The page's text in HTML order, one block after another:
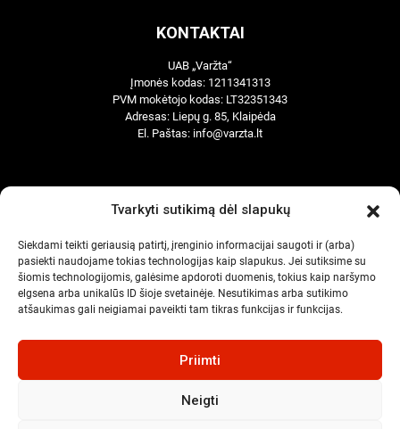
Tvarkyti sutikimą dėl slapukų
Siekdami teikti geriausią patirtį, įrenginio informacijai saugoti ir (arba)
pasiekti naudojame tokias technologijas kaip slapukus. Jei sutiksime su
šiomis technologijomis, galėsime apdoroti duomenis, tokius kaip naršymo
elgsena arba unikalūs ID šioje svetainėje. Nesutikimas arba sutikimo
atšaukimas gali neigiamai paveikti tam tikras funkcijas ir funkcijas.
Priimti
Neigti
KONTAKTAI
UAB „Varžta“
Įmonės kodas: 1211341313
PVM mokėtojo kodas: LT32351343
Adresas: Liepų g. 85, Klaipėda
El. Paštas: info@varzta.lt
Mėgstamiausi
Naujienos
Kontaktai
Pirkimo – sąlygos
Slapukų politika (ES)
Privatumo politika